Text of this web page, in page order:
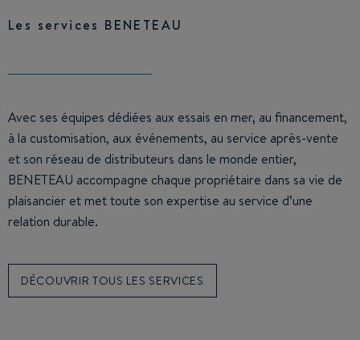
Les services BENETEAU
Avec ses équipes dédiées aux essais en mer, au financement,
à la customisation, aux événements, au service après-vente
et son réseau de distributeurs dans le monde entier,
BENETEAU accompagne chaque propriétaire dans sa vie de
plaisancier et met toute son expertise au service d’une
relation durable.
DÉCOUVRIR TOUS LES SERVICES